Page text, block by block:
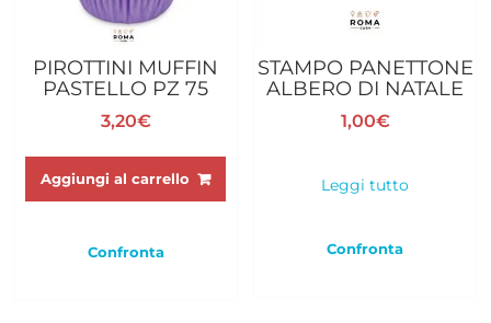
PIROTTINI MUFFIN
PASTELLO PZ 75
3,20€
Aggiungi al carrello
Confronta
STAMPO PANETTONE
ALBERO DI NATALE
1,00€
Leggi tutto
Confronta